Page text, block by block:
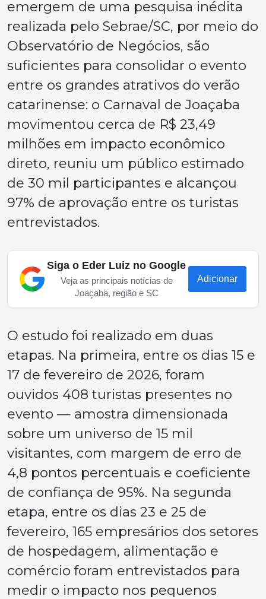
emergem de uma pesquisa inédita
realizada pelo Sebrae/SC, por meio do
Observatório de Negócios, são
suficientes para consolidar o evento
entre os grandes atrativos do verão
catarinense: o Carnaval de Joaçaba
movimentou cerca de R$ 23,49
milhões em impacto econômico
direto, reuniu um público estimado
de 30 mil participantes e alcançou
97% de aprovação entre os turistas
entrevistados.
Siga o Eder Luiz no Google
Veja as principais notícias de
Joaçaba, região e SC
Adicionar
O estudo foi realizado em duas
etapas. Na primeira, entre os dias 15 e
17 de fevereiro de 2026, foram
ouvidos 408 turistas presentes no
evento — amostra dimensionada
sobre um universo de 15 mil
visitantes, com margem de erro de
4,8 pontos percentuais e coeficiente
de confiança de 95%. Na segunda
etapa, entre os dias 23 e 25 de
fevereiro, 165 empresários dos setores
de hospedagem, alimentação e
comércio foram entrevistados para
medir o impacto nos pequenos